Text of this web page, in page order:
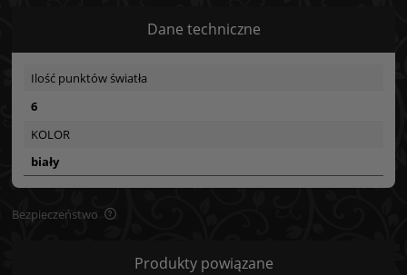
Dane techniczne
Ilość punktów światła
6
KOLOR
biały
Bezpieczeństwo
Produkty powiązane